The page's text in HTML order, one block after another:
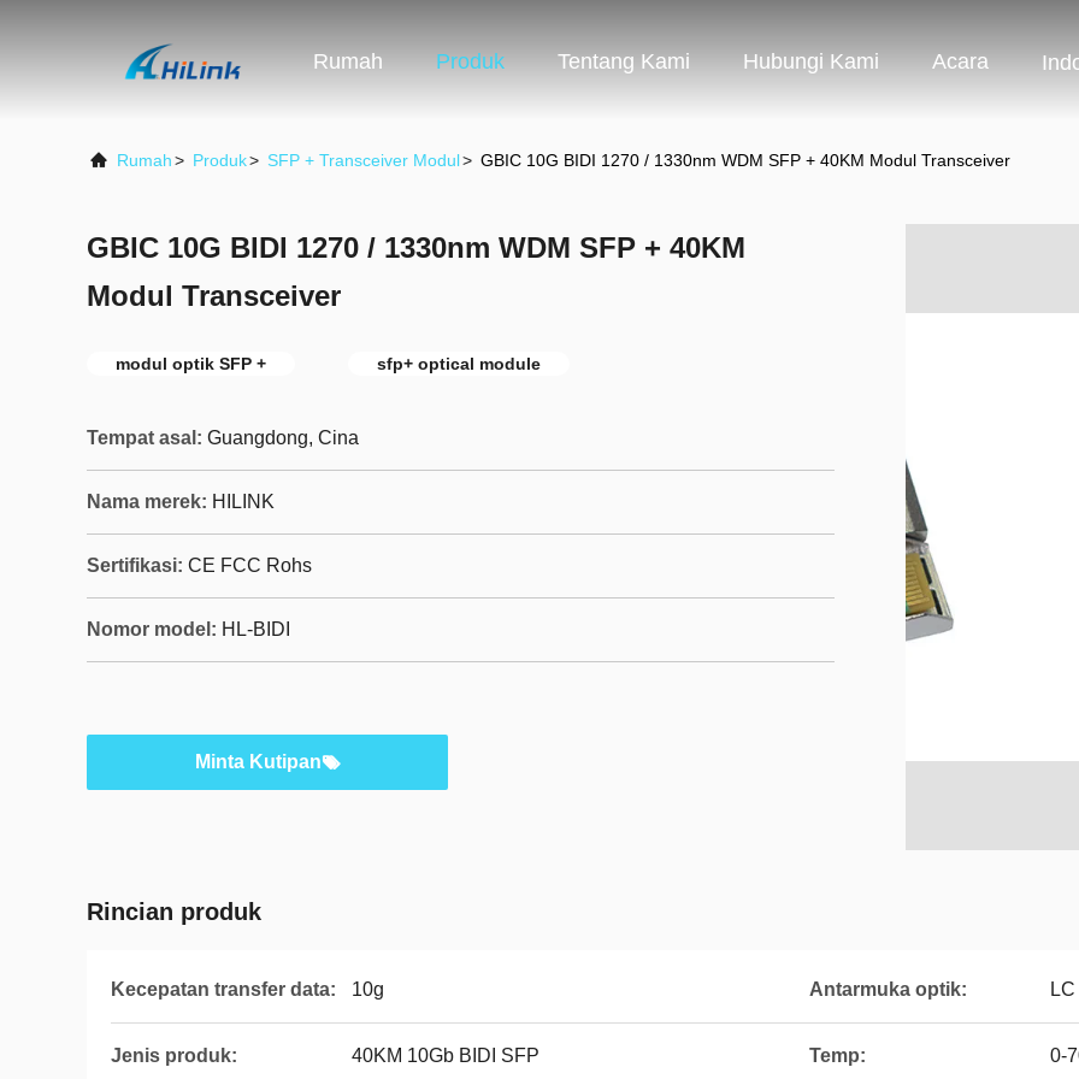
Rumah Produk Tentang Kami Hubungi Kami Acara
Rumah> Produk> SFP + Transceiver Modul> GBIC 10G BIDI 1270 / 1330nm WDM SFP + 40KM Modul Transceiver
GBIC 10G BIDI 1270 / 1330nm WDM SFP + 40KM
Modul Transceiver
modul optik SFP + sfp+ optical module
Tempat asal: Guangdong, Cina
Nama merek: HILINK
Sertifikasi: CE FCC Rohs
Nomor model: HL-BIDI
Minta Kutipan
Rincian produk
Kecepatan transfer data: 10g Antarmuka optik: LC
Jenis produk: 40KM 10Gb BIDI SFP Temp: 0-